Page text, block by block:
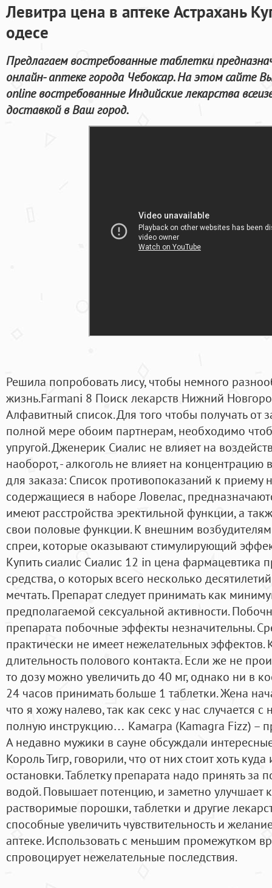
Левитра цена в аптеке Астрахань
одесе
Предлагаем востребованные таблетки
онлайн- аптеке города Чебоксар. На этом сайте
online востребованные Индийские лекарства
доставкой в Ваш город.
Решила попробовать лису, чтобы немного
жизнь.Farmani 8 Поиск лекарств Нижний
Алфавитный список. Для того чтобы получать от
полной мере обоим партнерам, необходимо
упругой. Дженерик Сиалис не влияет на
наоборот, - алкоголь не влияет на
для заказа: Список противопоказаний к приему
содержащиеся в наборе Ловелас,
имеют расстройства эректильной функции, а
свои половые функции. К внешним возбудителям
спреи, которые оказывают стимулирующий
Купить сиалис Сиалис 12 in цена фармацевтика
средства, о которых всего несколько
мечтать. Препарат следует принимать как
предполагаемой сексуальной активности.
препарата побочные эффекты незначительны.
практически не имеет нежелательных эффектов.
длительность полового контакта. Если же не
то дозу можно увеличить до 40 мг, однако ни в
24 часов принимать больше 1 таблетки. Жена
что я хожу налево, так как секс у нас случается с
полную инструкцию… Камагра (Kamagra Fizz) –
А недавно мужики в сауне обсуждали
Король Тигр, говорили, что от них стоит хоть
остановки. Таблетку препарата надо принять за
водой. Повышает потенцию, и заметно улучшает
растворимые порошки, таблетки и другие
способные увеличить чувствительность и
аптеке. Использовать с меньшим промежутком
спровоцирует нежелательные последствия.